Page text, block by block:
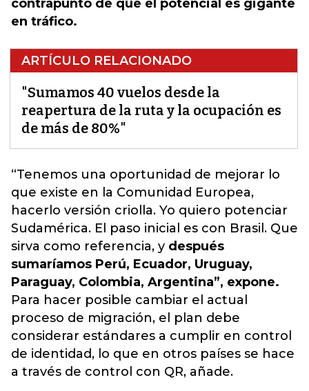
contrapunto de que el potencial es gigante
en tráfico.
ARTÍCULO RELACIONADO
"Sumamos 40 vuelos desde la
reapertura de la ruta y la ocupación es
de más de 80%"
“Tenemos una oportunidad de mejorar lo
que existe en la Comunidad Europea,
hacerlo versión criolla. Yo quiero potenciar
Sudamérica. El paso inicial es con Brasil. Que
sirva como referencia, y después
sumaríamos Perú, Ecuador, Uruguay,
Paraguay, Colombia, Argentina”, expone.
Para hacer posible cambiar el actual
proceso de migración, el plan debe
considerar estándares a cumplir en control
de identidad, lo que en otros países se hace
a través de control con QR, añade.